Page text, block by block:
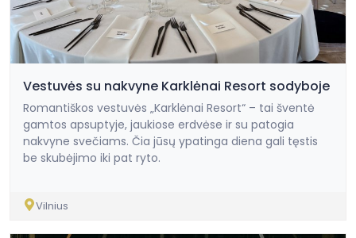
Vestuvės su nakvyne Karklėnai Resort sodyboje
Romantiškos vestuvės „Karklėnai Resort“ – tai šventė
gamtos apsuptyje, jaukiose erdvėse ir su patogia
nakvyne svečiams. Čia jūsų ypatinga diena gali tęstis
be skubėjimo iki pat ryto.
Vilnius